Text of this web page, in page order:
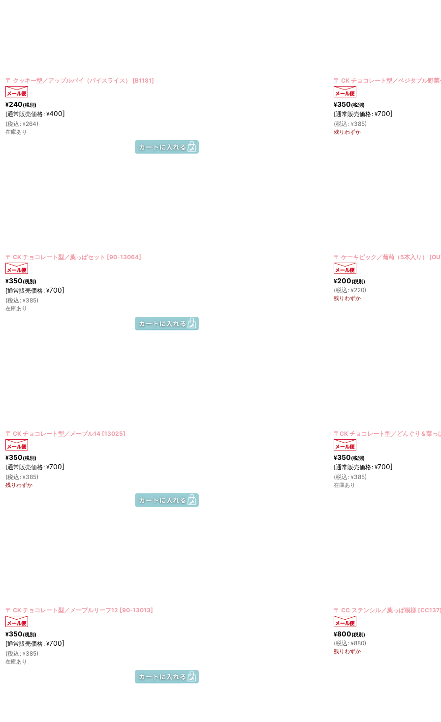
〒 クッキー型／アップルパイ（パイスライス） [B1181]
¥240(税別)
[通常販売価格: ¥400]
(税込 : ¥264)
在庫あり
〒 CK チョコレート型／ベジタブル野
¥350(税別)
[通常販売価格: ¥700]
(税込 : ¥385)
残りわずか
〒 CK チョコレート型／葉っぱセット [90-13064]
¥350(税別)
[通常販売価格: ¥700]
(税込 : ¥385)
在庫あり
〒 ケーキピック／葡萄（5本入り） [
¥200(税別)
(税込 : ¥220)
残りわずか
〒 CK チョコレート型／メープル14 [13025]
¥350(税別)
[通常販売価格: ¥700]
(税込 : ¥385)
残りわずか
〒CK チョコレート型／どんぐり＆葉っ
¥350(税別)
[通常販売価格: ¥700]
(税込 : ¥385)
在庫あり
〒 CK チョコレート型／メープルリーフ12 [90-13013]
¥350(税別)
[通常販売価格: ¥700]
(税込 : ¥385)
在庫あり
〒 CC ステンシル／葉っぱ模様 [CC137
¥800(税別)
(税込 : ¥880)
残りわずか